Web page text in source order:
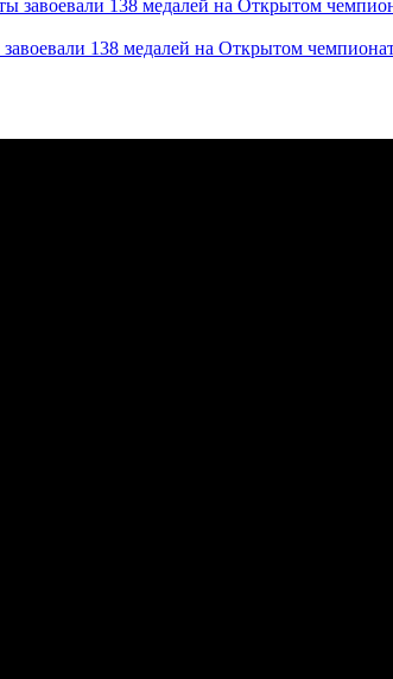
завоевали 138 медалей на Открытом